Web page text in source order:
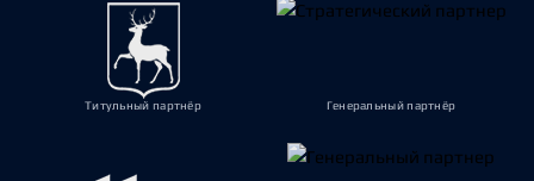
Титульный партнёр Генеральный партнёр